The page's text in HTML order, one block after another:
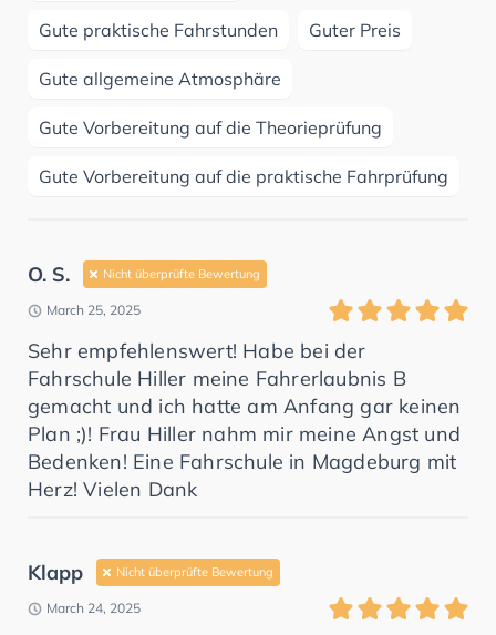
Gute praktische Fahrstunden Guter Preis
Gute allgemeine Atmosphäre
Gute Vorbereitung auf die Theorieprüfung
Gute Vorbereitung auf die praktische Fahrprüfung
O. S. Nicht überprüfte Bewertung
March 25, 2025
Sehr empfehlenswert! Habe bei der
Fahrschule Hiller meine Fahrerlaubnis B
gemacht und ich hatte am Anfang gar keinen
Plan ;)! Frau Hiller nahm mir meine Angst und
Bedenken! Eine Fahrschule in Magdeburg mit
Herz! Vielen Dank
Klapp Nicht überprüfte Bewertung
March 24, 2025